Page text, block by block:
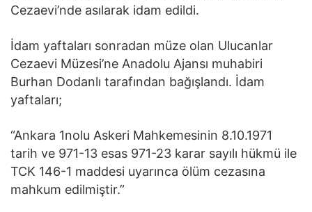
Cezaevi’nde asılarak idam edildi.
İdam yaftaları sonradan müze olan Ulucanlar
Cezaevi Müzesi’ne Anadolu Ajansı muhabiri
Burhan Dodanlı tarafından bağışlandı. İdam
yaftaları;
“Ankara 1nolu Askeri Mahkemesinin 8.10.1971
tarih ve 971-13 esas 971-23 karar sayılı hükmü ile
TCK 146-1 maddesi uyarınca ölüm cezasına
mahkum edilmiştir.”